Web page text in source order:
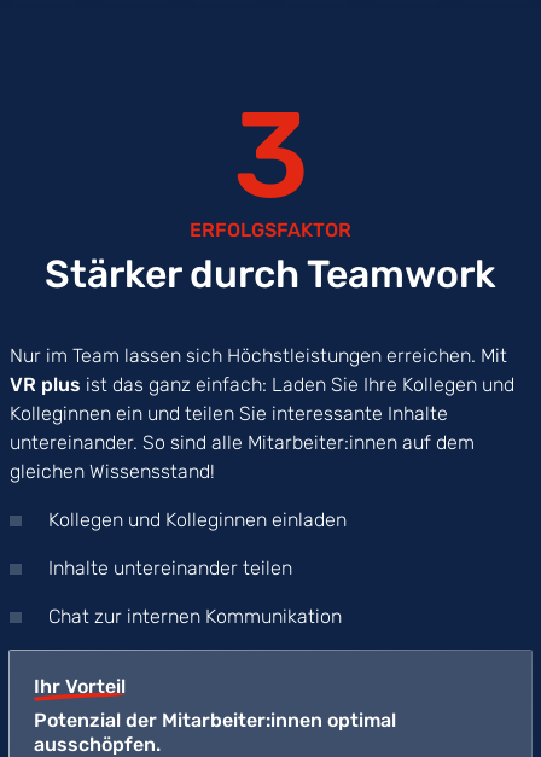
3
ERFOLGSFAKTOR
Stärker durch Teamwork
Nur im Team lassen sich Höchstleistungen erreichen. Mit
VR plus ist das ganz einfach: Laden Sie Ihre Kollegen und
Kolleginnen ein und teilen Sie interessante Inhalte
untereinander. So sind alle Mitarbeiter:innen auf dem
gleichen Wissensstand!
Kollegen und Kolleginnen einladen
Inhalte untereinander teilen
Chat zur internen Kommunikation
Ihr Vorteil
Potenzial der Mitarbeiter:innen optimal
ausschöpfen.